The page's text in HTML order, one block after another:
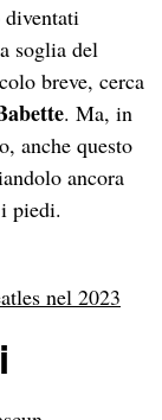
diventati
soglia del
breve, cerca
. Ma, in
anche questo
ancora
piedi.
nel 2023